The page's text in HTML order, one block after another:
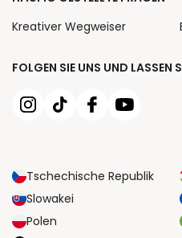
FOLGEN SIE UNS UND LASSEN
Tschechische Republik
Slowakei
Polen
Kreativer Wegweiser